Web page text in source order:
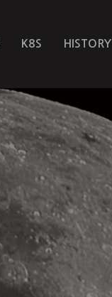
K8S HISTORY